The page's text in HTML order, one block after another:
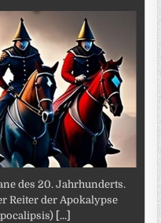
des 20. Jahrhunderts.
Reiter der Apokalypse
[...]